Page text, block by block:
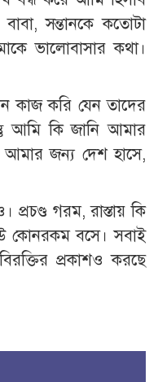
সন্তানকে কতোটা
ভালোবাসার কথা।
কাজ করি যেন তাদের
আমি কি জানি আমার
জন্য দেশ হাসে,
প্রচণ্ড গরম, রাস্তায় কি
কোনরকম বসে। সবাই
প্রকাশও করছে